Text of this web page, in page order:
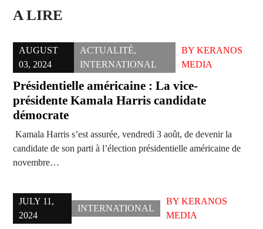
A LIRE
AUGUST
03, 2024
ACTUALITÉ,
INTERNATIONAL
BYKERANOS
MEDIA
Présidentielle américaine : La vice-
présidente Kamala Harris candidate
démocrate
Kamala Harris s’est assurée, vendredi 3 août, de devenir la
candidate de son parti à l’élection présidentielle américaine de
novembre…
JULY 11,
2024
INTERNATIONAL
BY KERANOS
MEDIA